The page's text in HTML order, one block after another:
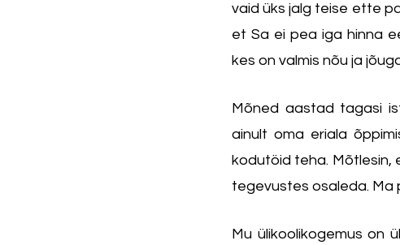
vaid üks jalg teise ette
et Sa ei pea iga hinna
kes on valmis nõu ja
Mõned aastad tagasi
ainult oma eriala
kodutöid teha. Mõtlesin,
tegevustes osaleda. Ma
Mu ülikoolikogemus on